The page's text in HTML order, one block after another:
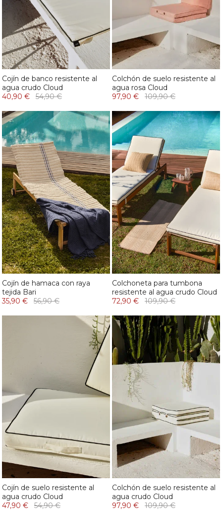
Cojín de banco resistente al
agua crudo Cloud
40,90 €
54,90 €
Colchón de suelo resistente al
agua rosa Cloud
97,90 €
109,90 €
Cojín de hamaca con raya
tejida Bari
35,90 €
56,90 €
Colchoneta para tumbona
resistente al agua crudo Cloud
72,90 €
109,90 €
Cojín de suelo resistente al
agua crudo Cloud
47,90 €
54,90 €
Colchón de suelo resistente al
agua crudo Cloud
97,90 €
109,90 €